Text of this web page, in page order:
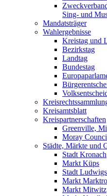
Sing- und
Mandatsträger
Wahlergebnisse
Kreistag und
Bezirkstag
Landtag
Bundestag
Kreisamtsblatt
Kreispartnerschaften
Greenville,
Moray
Städte, Märkte und
Stadt Kronach
Markt Küps
Stadt
Markt
Markt Mitwitz